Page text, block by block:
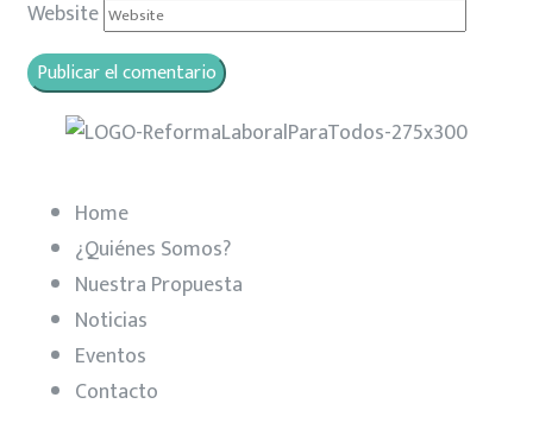
Website
Home
¿Quiénes Somos?
Nuestra Propuesta
Noticias
Eventos
Contacto